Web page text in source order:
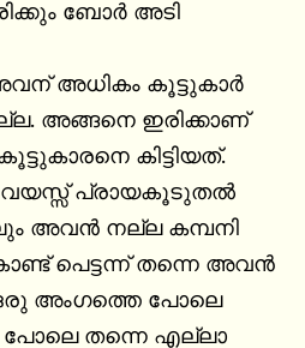
ബോർ അടി
അധികം കൂട്ടുകാർ
അങ്ങനെ ഇരിക്കാണ്
കിട്ടിയത്.
പ്രായകൂടുതൽ
അവൻ നല്ല കമ്പനി
പെട്ടന്ന് തന്നെ അവൻ
ഒരു അംഗത്തെ പോലെ
പോലെ തന്നെ എല്ലാ